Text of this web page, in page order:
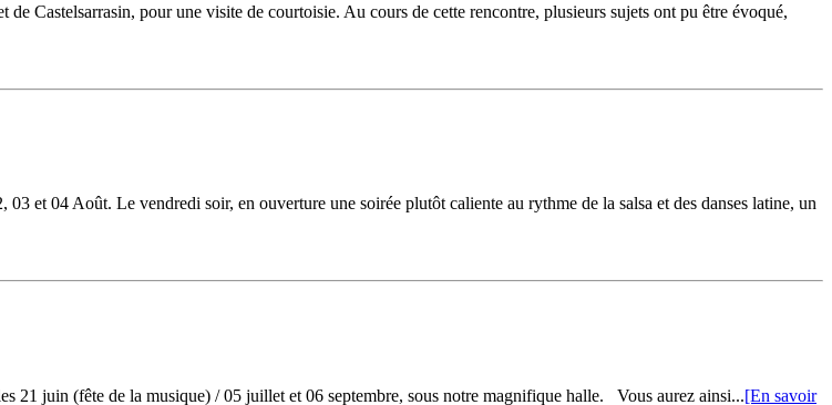
Castelsarrasin, pour une visite de courtoisie. Au cours de cette rencontre, plusieurs sujets ont pu être évoqué,
et 04 Août. Le vendredi soir, en ouverture une soirée plutôt caliente au rythme de la salsa et des danses latine, un
21 juin (fête de la musique) / 05 juillet et 06 septembre, sous notre magnifique halle. Vous aurez ainsi...[En savoir